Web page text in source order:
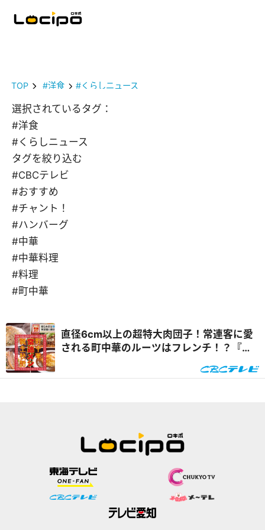
TOP #洋食 #くらしニュース
選択されているタグ：
#洋食
#くらしニュース
タグを絞り込む
#CBCテレビ
#おすすめ
#チャント！
#ハンバーグ
#中華
#中華料理
#料理
#町中華
直径6cm以上の超特大肉団子！常連客に愛
される町中華のルーツはフレンチ！？『チ